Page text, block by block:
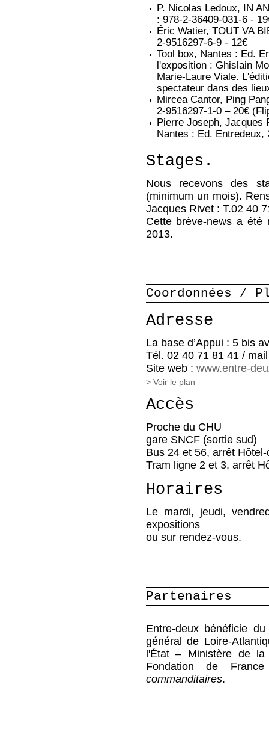
P. Nicolas Ledoux, IN
: 978-2-36409-031-6 -
Éric Watier, TOUT VA
2-9516297-6-9 - 12€
Tool box, Nantes : Ed.
l'exposition : Ghislain
Marie-Laure Viale.
spectateur dans des
Mircea Cantor, Ping
2-9516297-1-0 – 20€
Pierre Joseph, Jacques
Nantes : Ed. Entredeux,
Stages.
Nous recevons des
(minimum un mois).
Jacques Rivet : T.02 40
Cette brève-news a été
2013.
Coordonnées /
Adresse
La base d’Appui : 5 bis
Tél. 02 40 71 81 41 /
Site web : www.entre-
> Voir le plan
Accès
Proche du CHU
gare SNCF (sortie sud)
Bus 24 et 56, arrêt Hôtel-
Tram ligne 2 et 3, arrêt
Horaires
Le mardi, jeudi,
expositions
ou sur rendez-vous.
Partenaires
Entre-deux bénéficie
général de Loire-
l'État – Ministère de
Fondation de
commanditaires.